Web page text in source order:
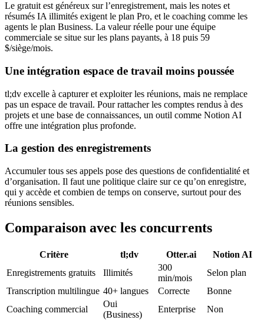
Le gratuit est généreux sur l’enregistrement, mais les notes et
résumés IA illimités exigent le plan Pro, et le coaching comme les
agents le plan Business. La valeur réelle pour une équipe
commerciale se situe sur les plans payants, à 18 puis 59
$/siège/mois.
Une intégration espace de travail moins poussée
tl;dv excelle à capturer et exploiter les réunions, mais ne remplace
pas un espace de travail. Pour rattacher les comptes rendus à des
projets et une base de connaissances, un outil comme Notion AI
offre une intégration plus profonde.
La gestion des enregistrements
Accumuler tous ses appels pose des questions de confidentialité et
d’organisation. Il faut une politique claire sur ce qu’on enregistre,
qui y accède et combien de temps on conserve, surtout pour des
réunions sensibles.
Comparaison avec les concurrents
Critère tl;dv Otter.ai
Notion AI
Enregistrements gratuits
Illimités
300
min/mois
Selon plan
Transcription multilingue 40+ langues Correcte
Bonne
Coaching commercial
Oui
(Business)
Enterprise
Non